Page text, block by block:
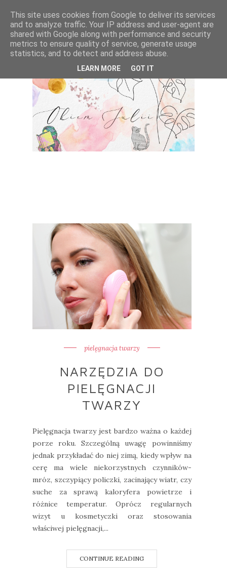
pielęgnacja twarzy
NARZĘDZIA DO
PIELĘGNACJI
TWARZY
Pielęgnacja twarzy jest bardzo ważna o każdej
porze roku. Szczególną uwagę powinniśmy
jednak przykładać do niej zimą, kiedy wpływ na
cerę ma wiele niekorzystnych czynników-
mróz, szczypiący policzki, zacinający wiatr, czy
suche za sprawą kaloryfera powietrze i
różnice temperatur. Oprócz regularnych
wizyt u kosmetyczki oraz stosowania
właściwej pielęgnacji,...
CONTINUE READING
This site uses cookies from Google to deliver its services
and to analyze traffic. Your IP address and user-agent are
shared with Google along with performance and security
metrics to ensure quality of service, generate usage
statistics, and to detect and address abuse.
LEARN MORE GOT IT